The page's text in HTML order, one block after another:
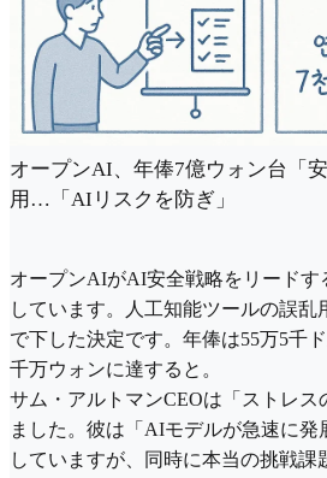
オープンAI、年俸7億ウォン台「
用…「AIリスクを防ぎ」
オープンAIがAI安全戦略をリードす
しています。人工知能ツールの誤乱
で下した決定です。年俸は55万5千
千万ウォンに達すると。
サム・アルトマンCEOは「ストレス
ました。彼は「AIモデルが急速に発
していますが、同時に本当の挑戦課